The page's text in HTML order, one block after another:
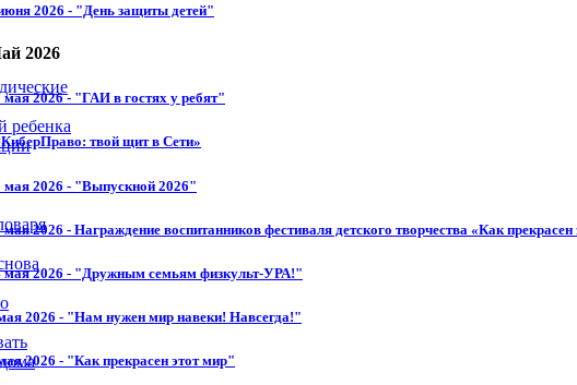
ребенка
2026 - "День защиты детей"
2026
мая 2026 - "ГАИ в гостях у ребят"
твой щит в Сети»
мая 2026 - "Выпускной 2026"
мая 2026 - Награждение воспитанников фестиваля детского творчества «Как прекрасен
мая 2026 - "Дружным семьям физкульт-УРА!"
2026 - "Нам нужен мир навеки! Навсегда!"
2026 - "Как прекрасен этот мир"